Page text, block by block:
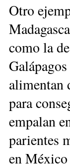
Otro
como la
alimentan
para
empalan
parientes
en